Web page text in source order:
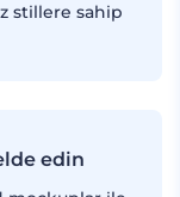
stillere sahip
edin